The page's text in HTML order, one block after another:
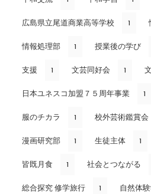
広島県立尾道商業高等学校 1
情報処理部 1 授業後の学び
支援 1 文芸同好会 1
日本ユネスコ加盟７５周年事業 1
服のチカラ 1 校外芸術鑑賞会
漫画研究部 1 生徒主体 1
皆既月食 1 社会とつながる
総合探究 修学旅行 1 自然体